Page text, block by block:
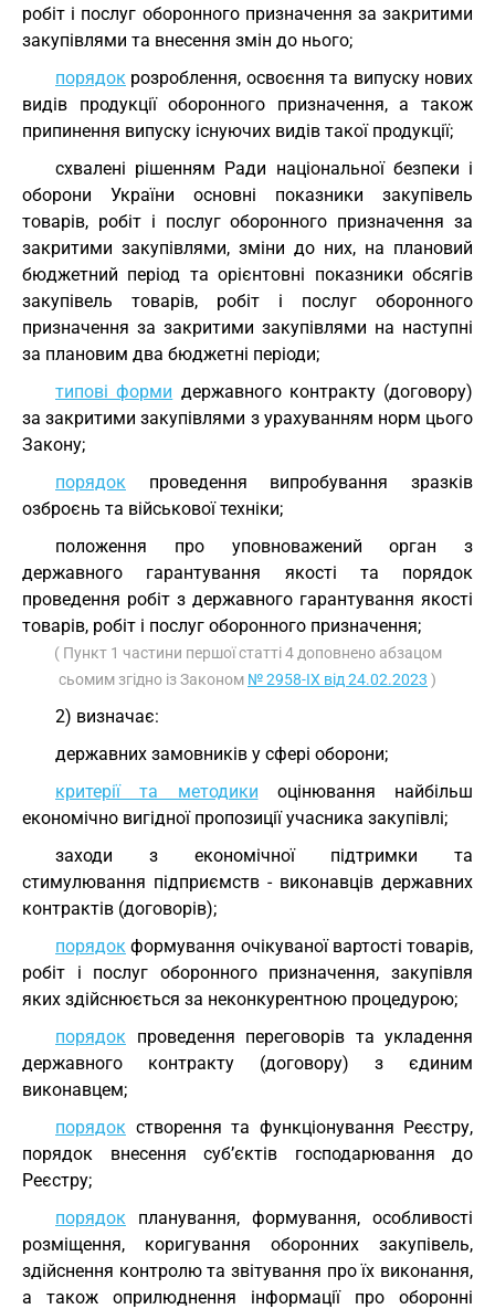
робіт і послуг оборонного призначення за закритими
закупівлями та внесення змін до нього;
порядок розроблення, освоєння та випуску нових
видів продукції оборонного призначення, а також
припинення випуску існуючих видів такої продукції;
схвалені рішенням Ради національної безпеки і
оборони України основні показники закупівель
товарів, робіт і послуг оборонного призначення за
закритими закупівлями, зміни до них, на плановий
бюджетний період та орієнтовні показники обсягів
закупівель товарів, робіт і послуг оборонного
призначення за закритими закупівлями на наступні
за плановим два бюджетні періоди;
типові форми державного контракту (договору)
за закритими закупівлями з урахуванням норм цього
Закону;
порядок проведення випробування зразків
озброєнь та військової техніки;
положення про уповноважений орган з
державного гарантування якості та порядок
проведення робіт з державного гарантування якості
товарів, робіт і послуг оборонного призначення;
( Пункт 1 частини першої статті 4 доповнено абзацом
сьомим згідно із Законом № 2958-IX від 24.02.2023 )
2) визначає:
державних замовників у сфері оборони;
критерії та методики оцінювання найбільш
економічно вигідної пропозиції учасника закупівлі;
заходи з економічної підтримки та
стимулювання підприємств - виконавців державних
контрактів (договорів);
порядок формування очікуваної вартості товарів,
робіт і послуг оборонного призначення, закупівля
яких здійснюється за неконкурентною процедурою;
порядок проведення переговорів та укладення
державного контракту (договору) з єдиним
виконавцем;
порядок створення та функціонування Реєстру,
порядок внесення суб’єктів господарювання до
Реєстру;
порядок планування, формування, особливості
розміщення, коригування оборонних закупівель,
здійснення контролю та звітування про їх виконання,
а також оприлюднення інформації про оборонні